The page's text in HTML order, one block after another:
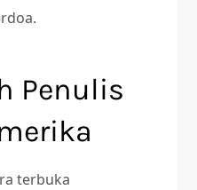
Penulis
terbuka